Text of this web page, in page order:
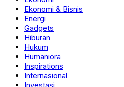
Ekonomi & Bisnis
Energi
Gadgets
Hiburan
Hukum
Humaniora
Inspirations
Internasional